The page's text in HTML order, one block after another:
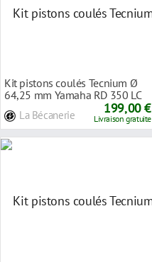
Kit pistons coulés Tecnium Ø
64,25 mm Yamaha RD 350 LC
La Bécanerie 199,00 €
Livraison gratuite